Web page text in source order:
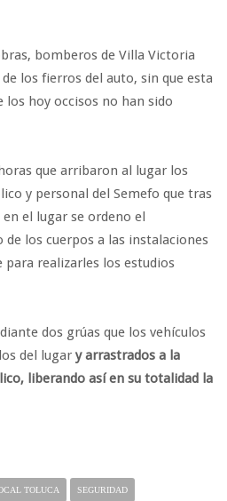
bomberos de Villa Victoria
los fierros del auto, sin que esta
hoy occisos no han sido
que arribaron al lugar los
y personal del Semefo que tras
el lugar se ordeno el
los cuerpos a las instalaciones
realizarles los estudios
dos grúas que los vehículos
del lugar y arrastrados a la
liberando así en su totalidad la
TOLUCA SEGURIDAD